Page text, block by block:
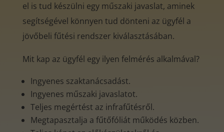
el is tud készülni egy műszaki javaslat, aminek
segítségével könnyen tud dönteni az ügyfél a
jövőbeli fűtési rendszer kiválasztásában.
Mit kap az ügyfél egy ilyen felmérés alkalmával?
Ingyenes szaktanácsadást.
Ingyenes műszaki javaslatot.
Teljes megértést az infrafűtésről.
Megtapasztalja a fűtőfóliát működés közben.